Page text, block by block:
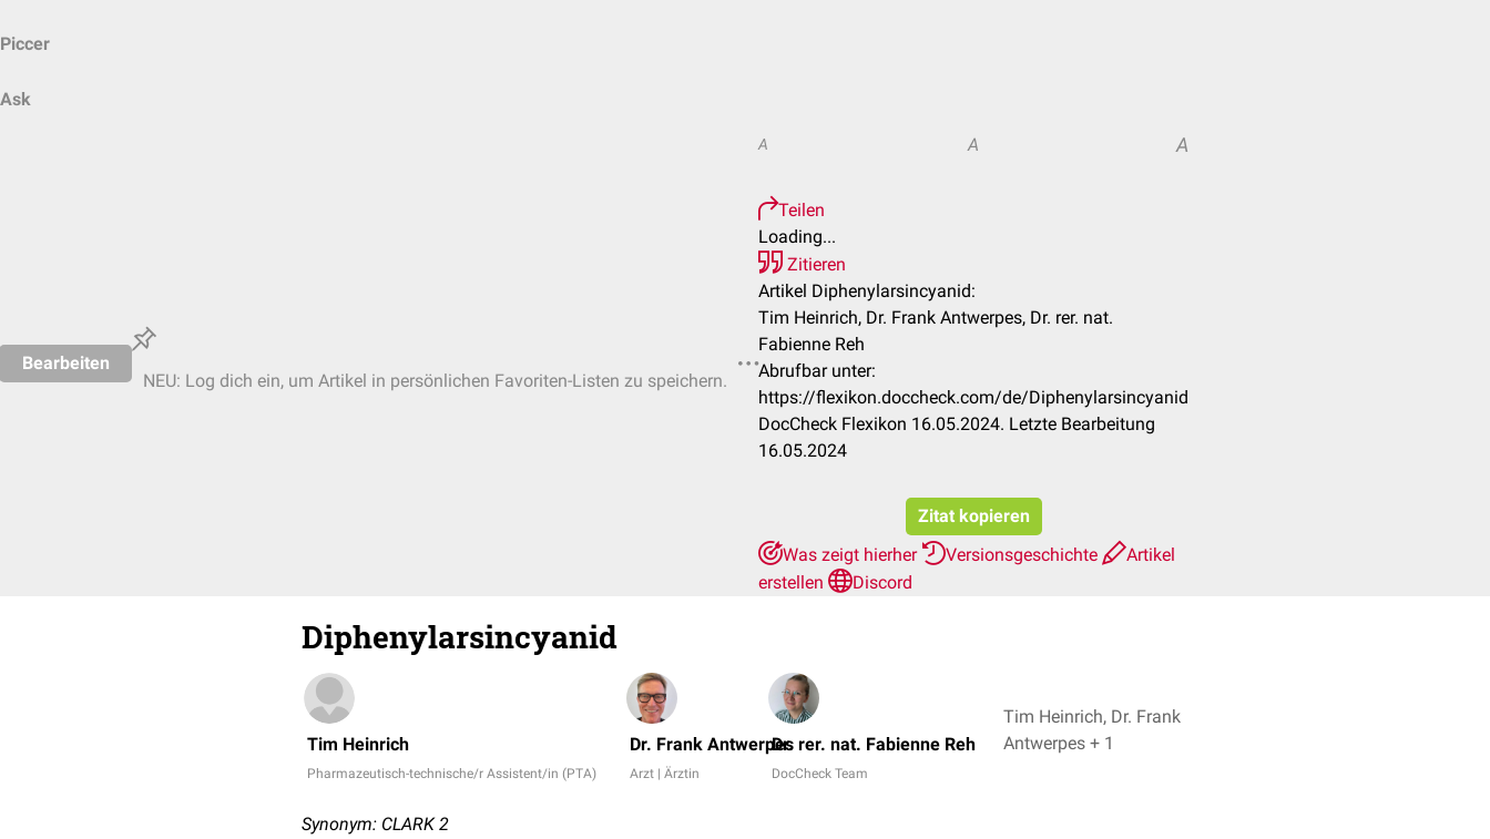
Piccer
Ask
Bearbeiten
NEU: Log dich ein, um Artikel in persönlichen Favoriten-Listen zu speichern.
A A A
Teilen
Loading...
Zitieren
Artikel Diphenylarsincyanid:
Tim Heinrich, Dr. Frank Antwerpes, Dr. rer. nat.
Fabienne Reh
Abrufbar unter:
https://flexikon.doccheck.com/de/Diphenylarsincyanid
DocCheck Flexikon 16.05.2024. Letzte Bearbeitung
16.05.2024
Zitat kopieren
Was zeigt hierher
Versionsgeschichte
Artikel
erstellen
Discord
Diphenylarsincyanid
Tim Heinrich
Pharmazeutisch-technische/r Assistent/in (PTA)
Dr. Frank Antwerpes
Arzt | Ärztin
Dr. rer. nat. Fabienne Reh
DocCheck Team
Tim Heinrich, Dr. Frank
Antwerpes + 1
Synonym: CLARK 2